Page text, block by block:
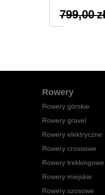
799,00
Rowery
Rowery górskie
Rowery gravel
Rowery elektryczne
Rowery crossowe
Rowery trekkingowe
Rowery miejskie
Rowery szosowe